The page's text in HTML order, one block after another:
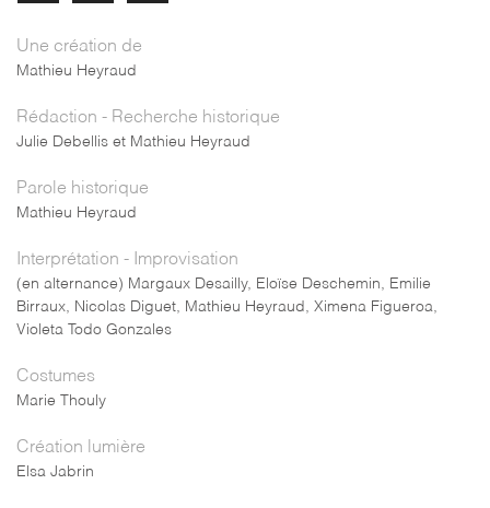
Une création de
Mathieu Heyraud
Rédaction - Recherche historique
Julie Debellis et Mathieu Heyraud
Parole historique
Mathieu Heyraud
Interprétation - Improvisation
(en alternance) Margaux Desailly, Eloïse Deschemin, Emilie
Birraux, Nicolas Diguet, Mathieu Heyraud, Ximena Figueroa,
Violeta Todo Gonzales
Costumes
Marie Thouly
Création lumière
Elsa Jabrin